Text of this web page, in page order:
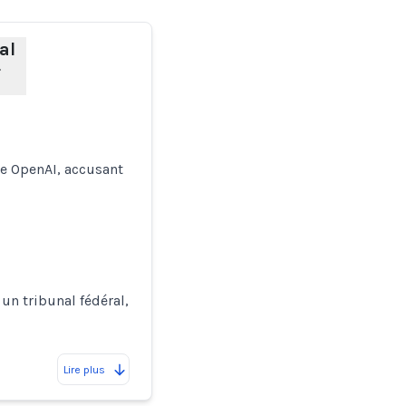
accusant
un tribunal fédéral,
Lire plus